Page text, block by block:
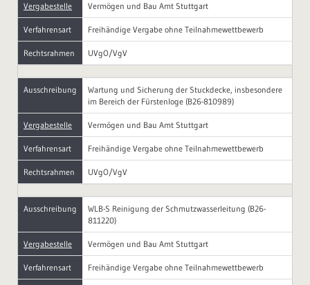
Vergabestelle Vermögen und Bau Amt Stuttgart
Verfahrensart Freihändige Vergabe ohne Teilnahmewettbewerb
Rechtsrahmen UVgO/VgV
Ausschreibung
Wartung und Sicherung der Stuckdecke, insbesondere
im Bereich der Fürstenloge (B26-810989)
Vergabestelle Vermögen und Bau Amt Stuttgart
Verfahrensart Freihändige Vergabe ohne Teilnahmewettbewerb
Rechtsrahmen UVgO/VgV
Ausschreibung
WLB-S Reinigung der Schmutzwasserleitung (B26-
811220)
Vergabestelle Vermögen und Bau Amt Stuttgart
Verfahrensart Freihändige Vergabe ohne Teilnahmewettbewerb